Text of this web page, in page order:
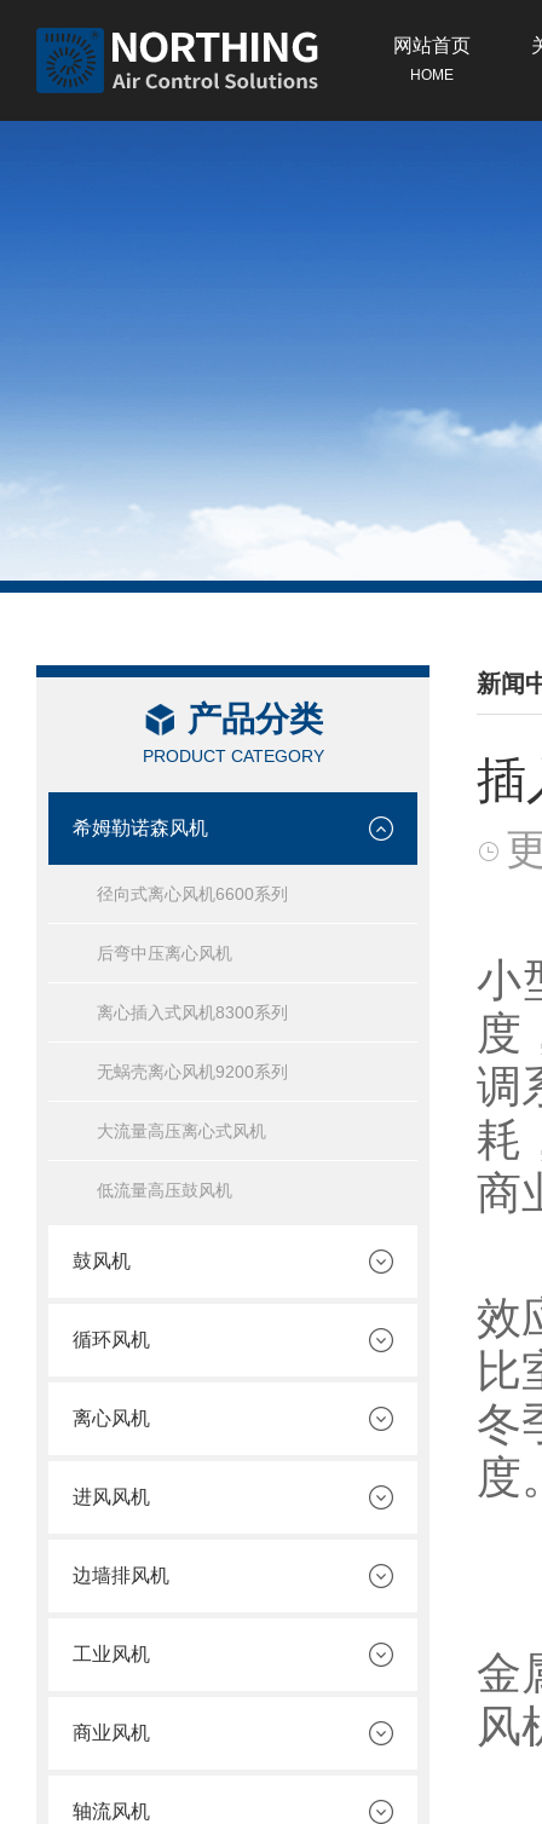
网站首页
HOME
产品分类
PRODUCT CATEGORY
希姆勒诺森风机
径向式离心风机6600系列
后弯中压离心风机
离心插入式风机8300系列
无蜗壳离心风机9200系列
大流量高压离心式风机
低流量高压鼓风机
鼓风机
循环风机
离心风机
进风风机
边墙排风机
工业风机
商业风机
轴流风机
新闻
/
插
小
度
调
耗
商
效
比
冬
度
金
风